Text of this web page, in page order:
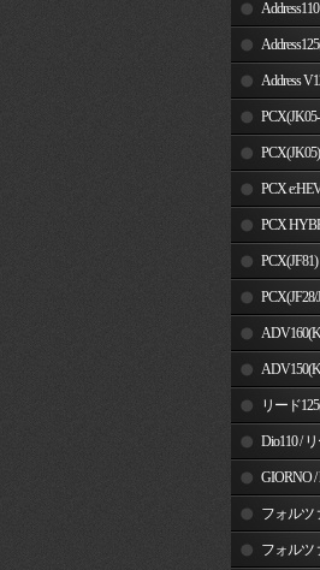
Address110
Address
～)
PCX
PCX
PCX(JF28/
PCX150(KF12/
リード
Dio110 /
GIORNO /
フォルツ
フォルツ